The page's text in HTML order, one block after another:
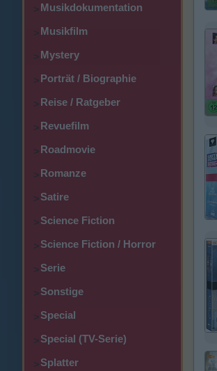
>Musikdokumentation
>Musikfilm
>Mystery
>Porträt / Biographie
>Reise / Ratgeber
>Revuefilm
>Roadmovie
>Romanze
>Satire
>Science Fiction
>Science Fiction / Horror
>Serie
>Sonstige
>Special
>Special (TV-Serie)
>Splatter